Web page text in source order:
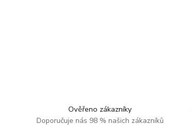
Ověřeno zákazníky
Doporučuje nás 98 % našich zákazníků